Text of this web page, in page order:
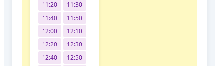
11:20
11:30
11:40
11:50
12:00
12:10
12:20
12:30
12:40
12:50